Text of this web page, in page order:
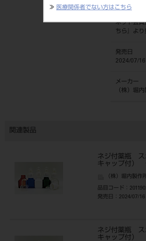
≫ 医療関係者でない方はこちら
価格の確認
ネット会員
ちら
』よ
発売日
2024/07/16
メーカー
（株）堀
関連製品
ネジ付薬瓶 ス
キャップ付）
（株）堀内製作
品目コード ：
発売日
：2024/07/16
ネジ付薬瓶 ス
キャップ付）